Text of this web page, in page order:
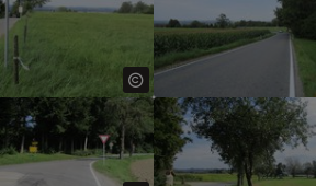
version for:Show larger